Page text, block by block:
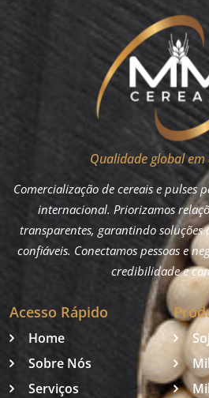
Qualidade global em
Comercialização de cereais e pulses
internacional. Priorizamos
transparentes, garantindo soluções
confiáveis. Conectamos pessoas e
credibilidade e
Acesso Rápido
Home
Sobre Nós
Serviços